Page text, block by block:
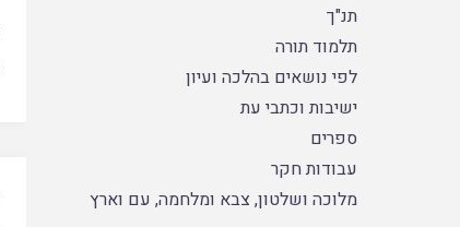
תנ"ך
תלמוד תורה
לפי נושאים בהלכה ועיון
ישיבות וכתבי עת
ספרים
עבודות חקר
מלוכה ושלטון, צבא ומלחמה, עם וארץ